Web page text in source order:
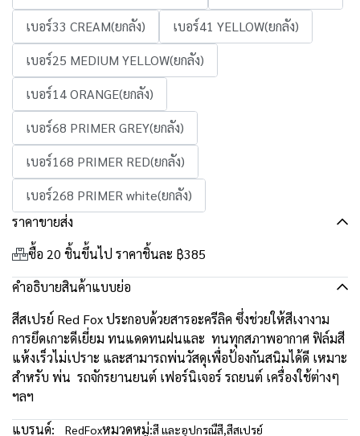
เบอร์33 CREAM(ยกลัง)
เบอร์41 YELLOW(ยกลัง)
เบอร์25 MEDIUM YELLOW(ยกลัง)
เบอร์14 ORANGE(ยกลัง)
เบอร์68 PRIMER GREY(ยกลัง)
เบอร์168 PRIMER RED(ยกลัง)
เบอร์268 PRIMER white(ยกลัง)
ราคาขายส่ง
ซื้อ 20 ชิ้นขึ้นไป ราคาชิ้นละ ฿385
คำอธิบายสินค้าแบบย่อ
สีสเปรย์ Red Fox ประกอบด้วยสารอะครีลิค ซึ่งช่วยให้สีเงางาม
การยึดเกาะดีเยี่ยม ทนแดดทนฝนและ ทนทุกสภาพอากาศ ฟิล์มสี
แห้งเร็วไม่เปราะ และสามารถพ่นวัสดุเพื่อป้องกันสนิมได้ดี เหมาะ
สำหรับ พ่น รถจักรยานยนต์ เฟอร์นิเจอร์ รถยนต์ เครื่องใช้ต่างๆ
ฯลฯ
แบรนด์:
RedFoxหมวดหมู่:สี และอุปกรณืสี,สีสเปรย์